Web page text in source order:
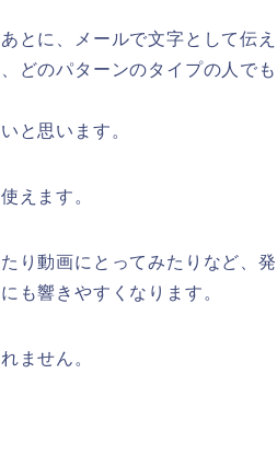
とに、メールで文字として伝え
どのパターンのタイプの人でも
と思います。
えます。
り動画にとってみたりなど、発
も響きやすくなります。
ません。